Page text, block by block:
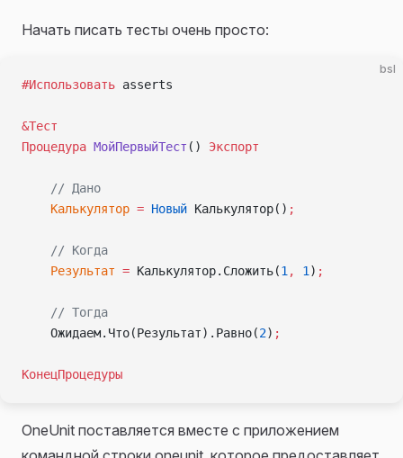
Начать писать тесты очень просто:
bsl
#Использовать asserts
&Тест
Процедура МойПервыйТест () Экспорт
    // Дано
    Калькулятор
= Новый Калькулятор() ;
    // Когда
    Результат
= Калькулятор.Сложить(1 , 1 ) ;
    // Тогда
    Ожидаем.Что(Результат).Равно(
2) ;
КонецПроцедуры
OneUnit поставляется вместе с приложением